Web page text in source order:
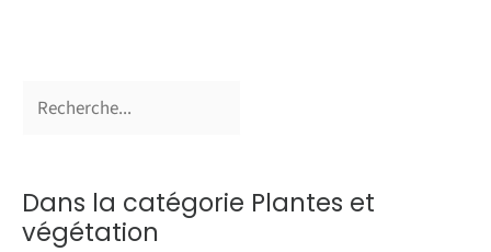
Dans la catégorie Plantes et
végétation